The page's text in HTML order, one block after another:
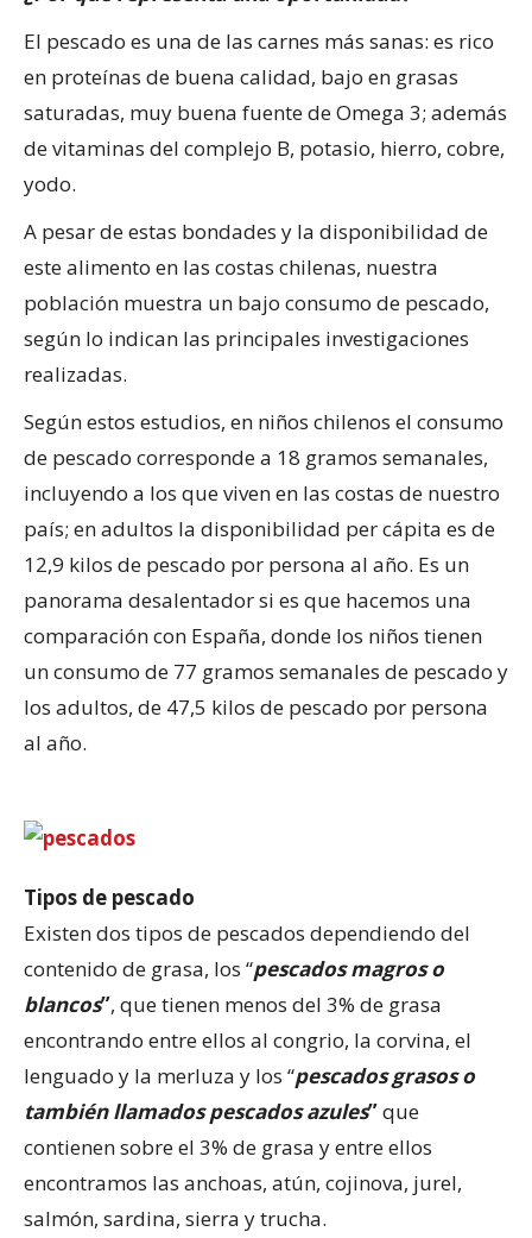
El pescado es una de las carnes más sanas: es rico
en proteínas de buena calidad, bajo en grasas
saturadas, muy buena fuente de Omega 3; además
de vitaminas del complejo B, potasio, hierro, cobre,
yodo.
A pesar de estas bondades y la disponibilidad de
este alimento en las costas chilenas, nuestra
población muestra un bajo consumo de pescado,
según lo indican las principales investigaciones
realizadas.
Según estos estudios, en niños chilenos el consumo
de pescado corresponde a 18 gramos semanales,
incluyendo a los que viven en las costas de nuestro
país; en adultos la disponibilidad per cápita es de
12,9 kilos de pescado por persona al año. Es un
panorama desalentador si es que hacemos una
comparación con España, donde los niños tienen
un consumo de 77 gramos semanales de pescado y
los adultos, de 47,5 kilos de pescado por persona
al año.
Tipos de pescado
Existen dos tipos de pescados dependiendo del
contenido de grasa, los “pescados magros o
blancos”, que tienen menos del 3% de grasa
encontrando entre ellos al congrio, la corvina, el
lenguado y la merluza y los “pescados grasos o
también llamados pescados azules”que
contienen sobre el 3% de grasa y entre ellos
encontramos las anchoas, atún, cojinova, jurel,
salmón, sardina, sierra y trucha.